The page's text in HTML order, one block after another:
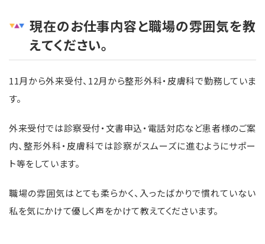
現在のお仕事内容と職場の雰囲気を教
えてください。
11月から外来受付、12月から整形外科・皮膚科で勤務していま
す。
外来受付では診察受付・文書申込・電話対応など患者様のご案
内、整形外科・皮膚科では診察がスムーズに進むようにサポー
ト等をしています。
職場の雰囲気はとても柔らかく、入ったばかりで慣れていない
私を気にかけて優しく声をかけて教えてくださいます。